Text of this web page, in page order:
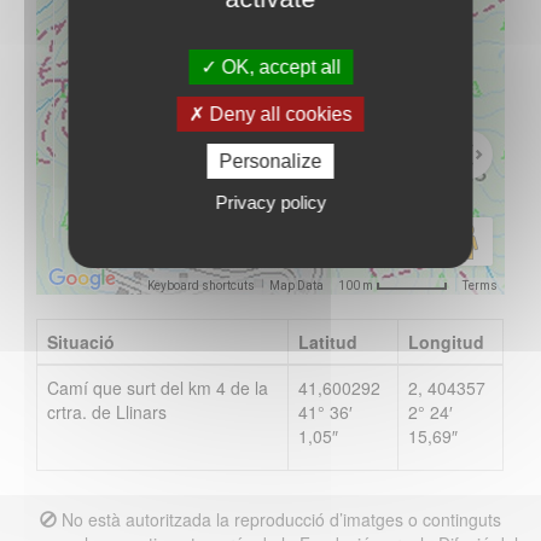
Vés-hi
Keyboard shortcuts Map Data 100 m Terms
Situació Latitud
Longitud
Camí que surt del km 4 de la
crtra. de Llinars
41,600292
41° 36′
1,05″
2, 404357
2° 24′
15,69″
No està autoritzada la reproducció d’imatges o continguts
OK, accept all
Deny all cookies
Personalize
Privacy policy